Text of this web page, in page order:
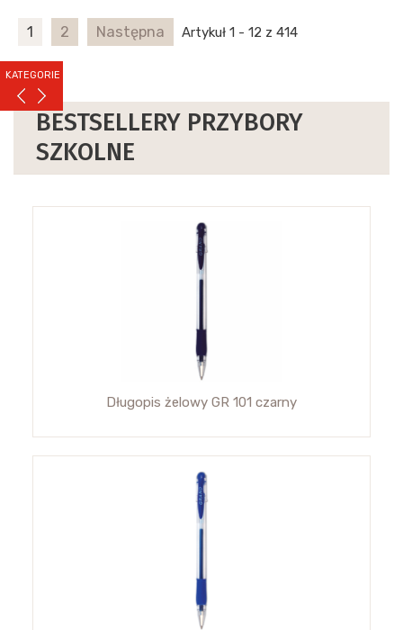
KATEGORIE
1 2 Następna Artykuł 1 - 12 z 414
BESTSELLERY PRZYBORY
SZKOLNE
Długopis żelowy GR 101 czarny